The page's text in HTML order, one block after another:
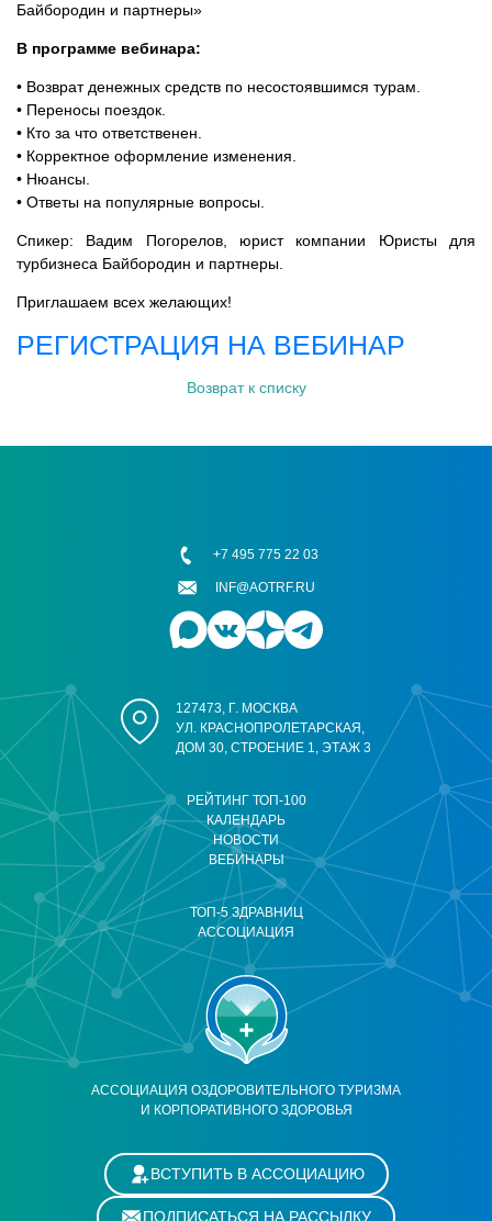
Байбородин и партнеры»
В программе вебинара:
• Возврат денежных средств по несостоявшимся турам.
• Переносы поездок.
• Кто за что ответственен.
• Корректное оформление изменения.
• Нюансы.
• Ответы на популярные вопросы.
Спикер: Вадим Погорелов, юрист компании Юристы для
турбизнеса Байбородин и партнеры.
Приглашаем всех желающих!
РЕГИСТРАЦИЯ НА ВЕБИНАР
Возврат к списку
АССОЦИАЦИЯ ОЗДОРОВИТЕЛЬНОГО ТУРИЗМА
И КОРПОРАТИВНОГО ЗДОРОВЬЯ
РЕЙТИНГ ТОП-100
КАЛЕНДАРЬ
НОВОСТИ
ВЕБИНАРЫ
ТОП-5 ЗДРАВНИЦ
АССОЦИАЦИЯ
127473, Г. МОСКВА
УЛ. КРАСНОПРОЛЕТАРСКАЯ,
ДОМ 30, СТРОЕНИЕ 1, ЭТАЖ 3
+7 495 775 22 03
INF@AOTRF.RU
ВСТУПИТЬ В АССОЦИАЦИЮ
ПОДПИСАТЬСЯ НА РАССЫЛКУ